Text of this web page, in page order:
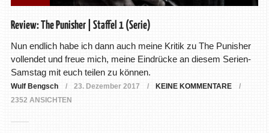
Review: The Punisher | Staffel 1 (Serie)
Nun endlich habe ich dann auch meine Kritik zu The Punisher
vollendet und freue mich, meine Eindrücke an diesem Serien-
Samstag mit euch teilen zu können.
Wulf Bengsch 23. Dezember 2017
KEINE KOMMENTARE
2352 ANSICHTEN